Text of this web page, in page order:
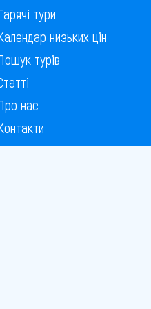
тури
низьких цін
турів
нас
програма